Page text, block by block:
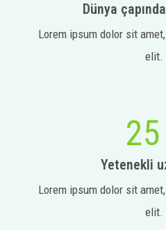
Dünya
Lorem ipsum dolor sit
elit.
Yetenekli
Lorem ipsum dolor sit
elit.